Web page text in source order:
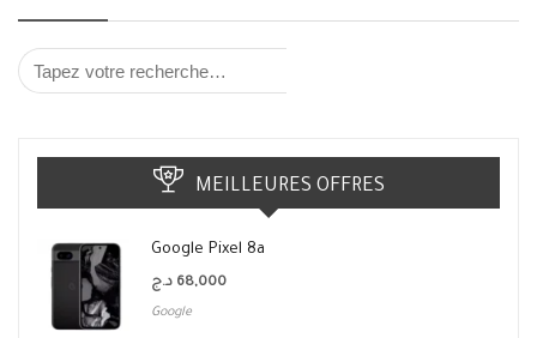
MEILLEURES OFFRES
Google Pixel 8a
68,000 د.ج
Google